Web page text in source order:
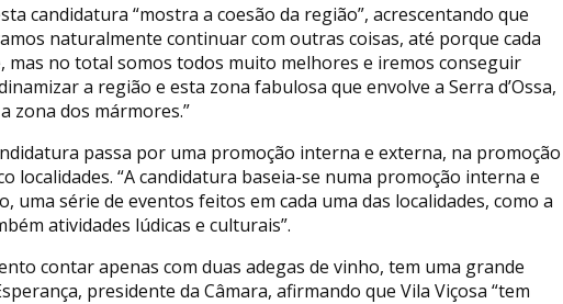
candidatura “mostra a coesão da região”, acrescentando que
naturalmente continuar com outras coisas, até porque cada
mas no total somos todos muito melhores e iremos conseguir
a região e esta zona fabulosa que envolve a Serra d’Ossa,
zona dos mármores.”
passa por uma promoção interna e externa, na promoção
localidades. “A candidatura baseia-se numa promoção interna e
uma série de eventos feitos em cada uma das localidades, como a
atividades lúdicas e culturais”.
contar apenas com duas adegas de vinho, tem uma grande
presidente da Câmara, afirmando que Vila Viçosa “tem